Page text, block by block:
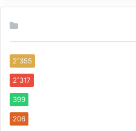
2٬355
2٬317
399
206